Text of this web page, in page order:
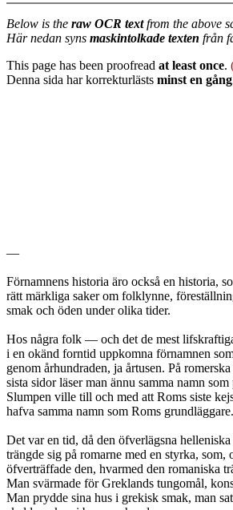
Below is the raw OCR textfrom the above
Här nedan syns maskintolkade texten från
This page has been proofread at least once.
Denna sida har korrekturlästs minst en gång
—
Förnamnens historia äro också en historia,
rätt märkliga saker om folklynne,
smak och öden under olika tider.
Hos några folk — och det de mest
i en okänd forntid uppkomna förnamnen
genom århundraden, ja årtusen. På
sista sidor läser man ännu samma namn som
Slumpen ville till och med att Roms siste
hafva samma namn som Roms grundläggare.
Det var en tid, då den öfverlägsna
trängde sig på romarne med en styrka, som,
öfverträffade den, hvarmed den romaniska
Man svärmade för Greklands tungomål,
Man prydde sina hus i grekisk smak, man